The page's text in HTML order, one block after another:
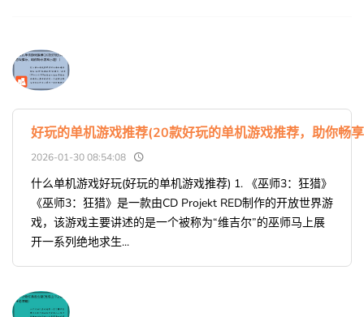
好玩的单机游戏推荐(20款好玩的单机游戏推荐，助你畅
2026-01-30 08:54:08
什么单机游戏好玩(好玩的单机游戏推荐) 1. 《巫师3：狂猎》
《巫师3：狂猎》是一款由CD Projekt RED制作的开放世界游
戏，该游戏主要讲述的是一个被称为“维吉尔”的巫师马上展
开一系列绝地求生...